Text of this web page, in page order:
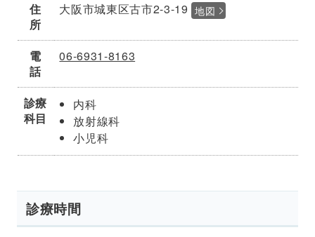
住
所
大阪市城東区古市2-3-19 地図
電
話
06-6931-8163
診療
科目
内科
放射線科
小児科
診療時間